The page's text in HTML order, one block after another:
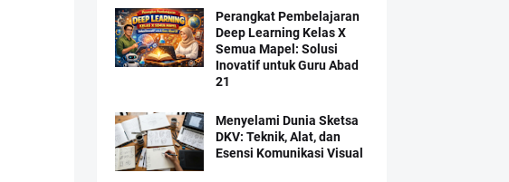
Perangkat Pembelajaran
Deep Learning Kelas X
Semua Mapel: Solusi
Inovatif untuk Guru Abad
21
Menyelami Dunia Sketsa
DKV: Teknik, Alat, dan
Esensi Komunikasi Visual